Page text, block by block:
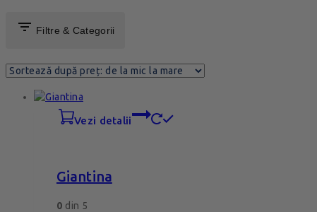
Filtre & Categorii
vezi detalii
Giantina
0 din 5